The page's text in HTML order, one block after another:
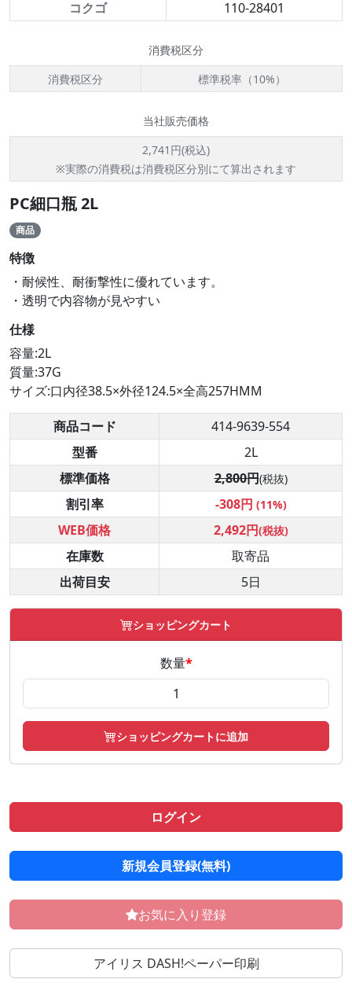
コクゴ
110-28401
消費税区分
消費税区分
標準税率（10%）
当社販売価格
2,741円(税込)
※実際の消費税は消費税区分別にて算出されます
PC細口瓶 2L
商品
特徴
・耐候性、耐衝撃性に優れています。
・透明で内容物が見やすい
仕様
容量:2L
質量:37G
サイズ:口内径38.5×外径124.5×全高257HMM
商品コード
414-9639-554
型番
2L
標準価格
2,800円(税抜)
割引率 -308円 (11%)
WEB価格 2,492円(税抜)
在庫数
取寄品
出荷目安
5日
ショッピングカート
数量*
ショッピングカートに追加
ログイン
新規会員登録(無料)
お気に入り登録
アイリス DASH!ペーパー印刷